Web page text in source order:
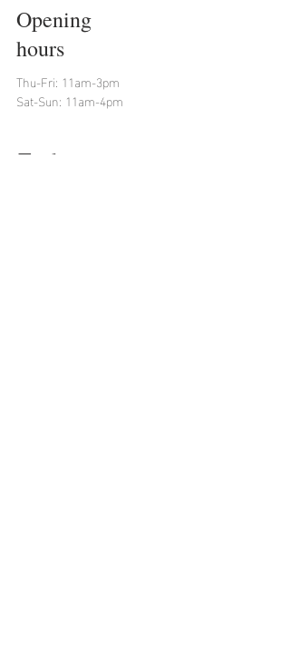
Opening
hours
Thu-Fri: 11am-3pm
Sat-Sun: 11am-4pm
To do